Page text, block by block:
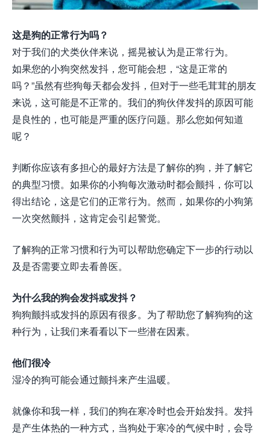
这是狗的正常行为吗？
对于我们的犬类伙伴来说，摇晃被认为是正常行为。
如果您的小狗突然发抖，您可能会想，“这是正常的
吗？”虽然有些狗每天都会发抖，但对于一些毛茸茸的朋友
来说，这可能是不正常的。我们的狗伙伴发抖的原因可能
是良性的，也可能是严重的医疗问题。那么您如何知道
呢？
判断你应该有多担心的最好方法是了解你的狗，并了解它
的典型习惯。如果你的小狗每次激动时都会颤抖，你可以
得出结论，这是它们的正常行为。然而，如果你的小狗第
一次突然颤抖，这肯定会引起警觉。
了解狗的正常习惯和行为可以帮助您确定下一步的行动以
及是否需要立即去看兽医。
为什么我的狗会发抖或发抖？
狗狗颤抖或发抖的原因有很多。为了帮助您了解狗狗的这
种行为，让我们来看看以下一些潜在因素。
他们很冷
湿冷的狗可能会通过颤抖来产生温暖。
就像你和我一样，我们的狗在寒冷时也会开始发抖。发抖
是产生体热的一种方式，当狗处于寒冷的气候中时，会导